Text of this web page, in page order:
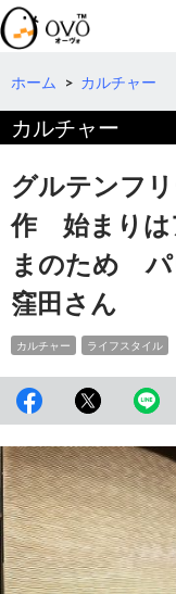
検
索
コ
テ
ツ
へ
動
ホーム > カルチャー
カルチャー
グルテンフ
作 始まりは
まのため パ
窪田さん
カルチャー ライフスタイル